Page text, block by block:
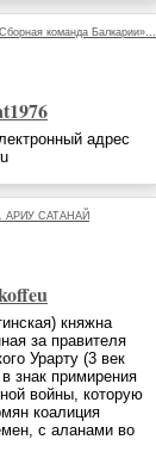
команда Балкарии»…
адрес
АРИУ САТАНАЙ
княжна
за правителя
Урарту (3 век
знак примирения
войны, которую
коалиция
с аланами во